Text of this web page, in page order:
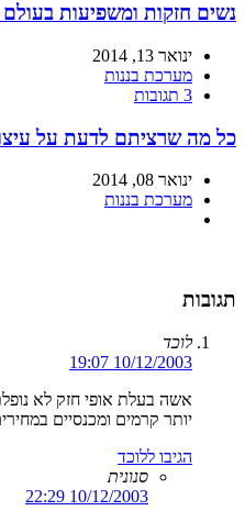
נשים חזקות ומשפיעות
ינואר 13, 2014
מערכת בננות
3 תגובות
כל מה שרציתם לדעת על
ינואר 08, 2014
מערכת בננות
תגובות
לוכד
10/12/2003 19:07
אשה בעלת אופי חזק לא
יותר קרמים ומכנסיים
הגיבו ללוכד
סנונית
10/12/2003 22:29